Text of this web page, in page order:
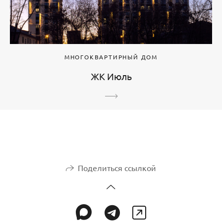
МНОГОКВАРТИРНЫЙ ДОМ
ЖК Июль
Поделиться ссылкой